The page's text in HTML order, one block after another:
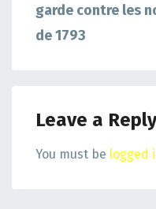
garde contre les
de 1793
Leave a Reply
You must be logged